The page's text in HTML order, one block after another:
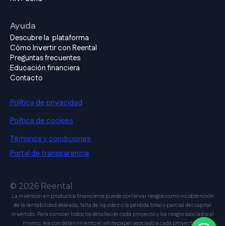
Ayuda
Descubre la plataforma
Cómo Invertir con Reental
Preguntas frecuentes
Educación financiera
Contacto
Política de privacidad
Política de cookies
Términos y condiciones
Portal de transparencia
© 2026 Reental
La inversión en productos financieros puede conllevar riesgos como no obtención
de la rentabilidad deseada, falta de liquidez o la pérdida total o parcial del capital
invertido. Para conocer todos los detalles de cada proyecto y los riesgos asociados al
mismo, lea con detenimiento el whitepaper asociado a cada proyecto en